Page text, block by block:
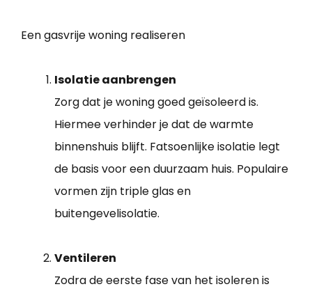
Een gasvrije woning realiseren
Isolatie aanbrengen
Zorg dat je woning goed geïsoleerd is.
Hiermee verhinder je dat de warmte
binnenshuis blijft. Fatsoenlijke isolatie legt
de basis voor een duurzaam huis. Populaire
vormen zijn triple glas en
buitengevelisolatie.
Ventileren
Zodra de eerste fase van het isoleren is